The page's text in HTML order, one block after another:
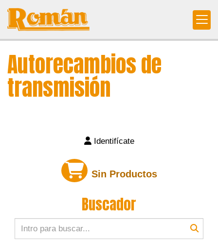
Autorecambios de
transmisión
Identifícate
Sin Productos
Buscador